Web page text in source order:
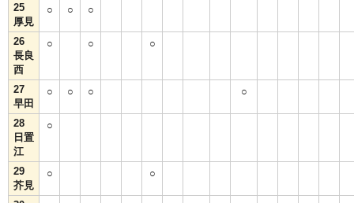
25
厚見
○ ○ ○
26
長良
西
○ ○ ○
27
早田
○ ○ ○ ○
28
日置
江
○
29
芥見
○ ○